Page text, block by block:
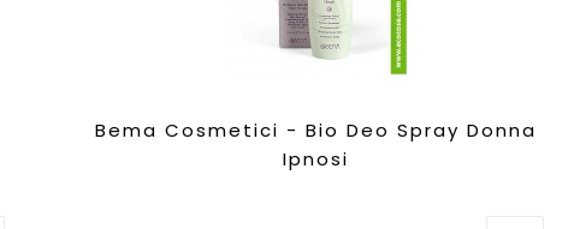
Bema Cosmetici - Bio Deo Spray Donna
Ipnosi